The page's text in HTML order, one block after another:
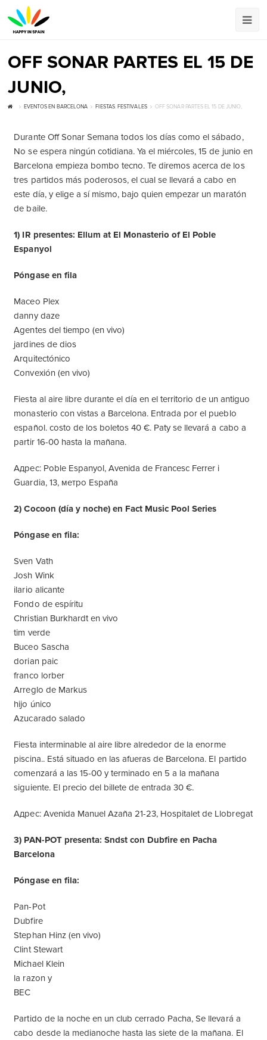
OFF SONAR PARTES EL 15 DE
JUNIO,
EVENTOS EN BARCELONA FIESTAS, FESTIVALES OFF SONAR PARTES EL 15 DE JUNIO,
Durante Off Sonar Semana todos los días como el sábado,
No se espera ningún cotidiana. Ya el miércoles, 15 de junio en
Barcelona empieza bombo tecno. Te diremos acerca de los
tres partidos más poderosos, el cual se llevará a cabo en
este día, y elige a sí mismo, bajo quien empezar un maratón
de baile.
1) IR presentes: Ellum at El Monasterio of El Poble
Espanyol
Póngase en fila
Maceo Plex
danny daze
Agentes del tiempo (en vivo)
jardines de dios
Arquitectónico
Convexión (en vivo)
Fiesta al aire libre durante el día en el territorio de un antiguo
monasterio con vistas a Barcelona. Entrada por el pueblo
español. costo de los boletos 40 €. Paty se llevará a cabo a
partir 16-00 hasta la mañana.
Адрес: Poble Espanyol, Avenida de Francesc Ferrer i
Guardia, 13, метро España
2) Cocoon (día y noche) en Fact Music Pool Series
Póngase en fila:
Sven Vath
Josh Wink
ilario alicante
Fondo de espíritu
Christian Burkhardt en vivo
tim verde
Buceo Sascha
dorian paic
franco lorber
Arreglo de Markus
hijo único
Azucarado salado
Fiesta interminable al aire libre alrededor de la enorme
piscina.. Está situado en las afueras de Barcelona. El partido
comenzará a las 15-00 y terminado en 5 a la mañana
siguiente. El precio del billete de entrada 30 €.
Адрес: Avenida Manuel Azaña 21-23, Hospitalet de Llobregat
3) PAN-POT presenta: Sndst con Dubfire en Pacha
Barcelona
Póngase en fila:
Pan-Pot
Dubfire
Stephan Hinz (en vivo)
Clint Stewart
Michael Klein
la razon y
BEC
Partido de la noche en un club cerrado Pacha, Se llevará a
cabo desde la medianoche hasta las siete de la mañana. El